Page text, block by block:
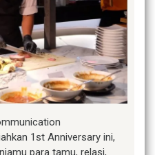
1st Anniversary ini,
para tamu, relasi,